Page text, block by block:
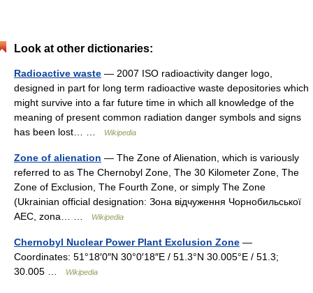
Look at other dictionaries:
Radioactive waste — 2007 ISO radioactivity danger logo,
designed in part for long term radioactive waste depositories which
might survive into a far future time in which all knowledge of the
meaning of present common radiation danger symbols and signs
has been lost… …
Wikipedia
Zone of alienation — The Zone of Alienation, which is variously
referred to as The Chernobyl Zone, The 30 Kilometer Zone, The
Zone of Exclusion, The Fourth Zone, or simply The Zone
(Ukrainian official designation: Зона відчуження Чорнобильської
АЕС, zona… …
Wikipedia
Chernobyl Nuclear Power Plant Exclusion Zone —
Coordinates: 51°18′0″N 30°0′18″E / 51.3°N 30.005°E / 51.3;
30.005 …
Wikipedia